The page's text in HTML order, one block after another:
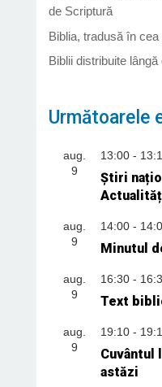
de Scriptură
Biblia, tradusă în
Biblii distribuite
Următoarele
aug.
9
13:00-
Știri
aug.
9
14:00-
Minutul
aug.
9
16:30-
Text
aug.
9
19:10-
Cuvântul
astăzi